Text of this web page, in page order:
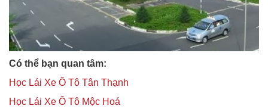
Có thể bạn quan tâm:
Học Lái Xe Ô Tô Tân Thạnh
Học Lái Xe Ô Tô Mộc Hoá